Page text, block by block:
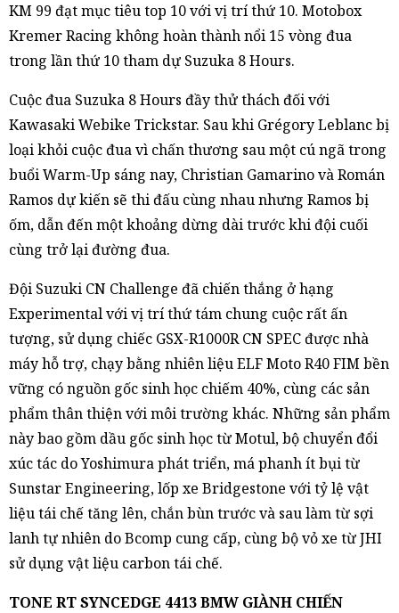
KM 99 đạt mục tiêu top 10 với vị trí thứ 10. Motobox
Kremer Racing không hoàn thành nổi 15 vòng đua
trong lần thứ 10 tham dự Suzuka 8 Hours.
Cuộc đua Suzuka 8 Hours đầy thử thách đối với
Kawasaki Webike Trickstar. Sau khi Grégory Leblanc bị
loại khỏi cuộc đua vì chấn thương sau một cú ngã trong
buổi Warm-Up sáng nay, Christian Gamarino và Román
Ramos dự kiến sẽ thi đấu cùng nhau nhưng Ramos bị
ốm, dẫn đến một khoảng dừng dài trước khi đội cuối
cùng trở lại đường đua.
Đội Suzuki CN Challenge đã chiến thắng ở hạng
Experimental với vị trí thứ tám chung cuộc rất ấn
tượng, sử dụng chiếc GSX-R1000R CN SPEC được nhà
máy hỗ trợ, chạy bằng nhiên liệu ELF Moto R40 FIM bền
vững có nguồn gốc sinh học chiếm 40%, cùng các sản
phẩm thân thiện với môi trường khác. Những sản phẩm
này bao gồm dầu gốc sinh học từ Motul, bộ chuyển đổi
xúc tác do Yoshimura phát triển, má phanh ít bụi từ
Sunstar Engineering, lốp xe Bridgestone với tỷ lệ vật
liệu tái chế tăng lên, chắn bùn trước và sau làm từ sợi
lanh tự nhiên do Bcomp cung cấp, cùng bộ vỏ xe từ JHI
sử dụng vật liệu carbon tái chế.
TONE RT SYNCEDGE 4413 BMW GIÀNH CHIẾN